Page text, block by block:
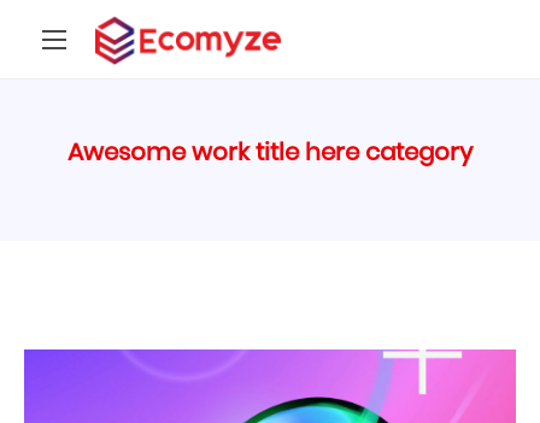
Awesome work title here category